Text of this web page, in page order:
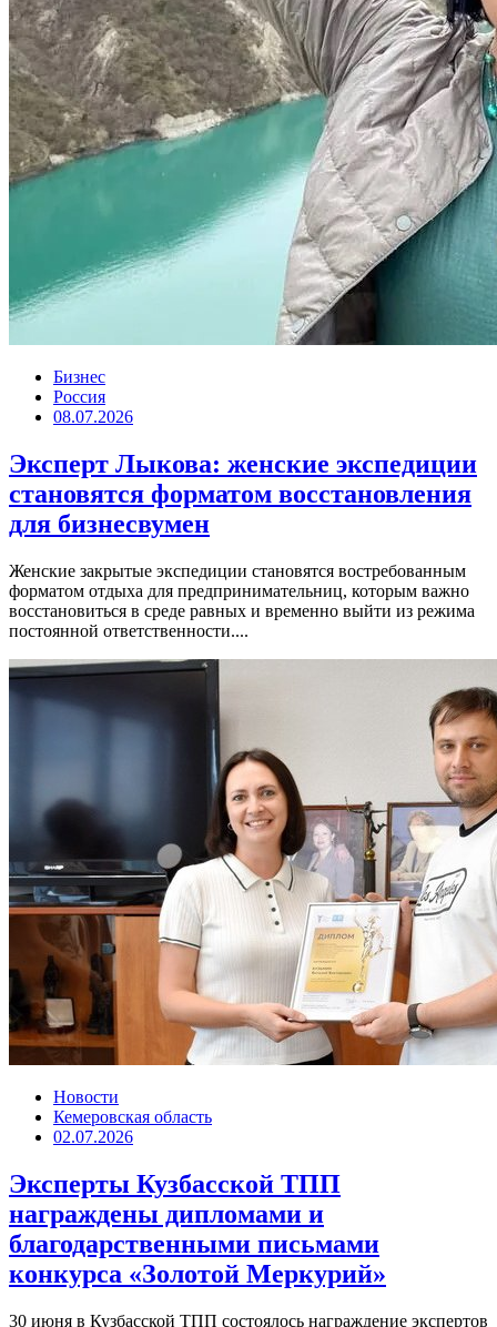
Бизнес
Россия
08.07.2026
Эксперт Лыкова: женские экспедиции
становятся форматом восстановления
для бизнесвумен
Женские закрытые экспедиции становятся востребованным
форматом отдыха для предпринимательниц, которым важно
восстановиться в среде равных и временно выйти из режима
постоянной ответственности....
Новости
Кемеровская область
02.07.2026
Эксперты Кузбасской ТПП
награждены дипломами и
благодарственными письмами
конкурса «Золотой Меркурий»
30 июня в Кузбасской ТПП состоялось награждение экспертов